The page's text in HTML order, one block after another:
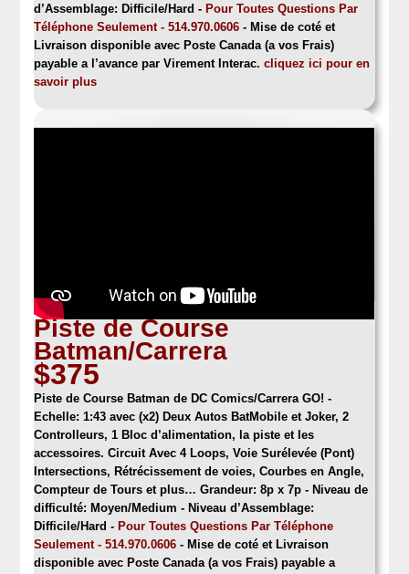
d’Assemblage: Difficile/Hard - Pour Toutes Questions Par
Téléphone Seulement - 514.970.0606 - Mise de coté et
Livraison disponible avec Poste Canada (a vos Frais)
payable a l’avance par Virement Interac.cliquez ici pour en
savoir plus
Piste de Course
Batman/Carrera
$375
Piste de Course Batman de DC Comics/Carrera GO!-
Echelle: 1:43 avec (x2) Deux Autos BatMobile et Joker, 2
Controlleurs, 1 Bloc d’alimentation, la piste et les
accessoires. Circuit Avec 4 Loops, Voie Surélevée (Pont)
Intersections, Rétrécissement de voies, Courbes en Angle,
Compteur de Tours et plus… Grandeur: 8p x 7p - Niveau de
difficulté: Moyen/Medium - Niveau d’Assemblage:
Difficile/Hard - Pour Toutes Questions Par Téléphone
Seulement - 514.970.0606 - Mise de coté et Livraison
disponible avec Poste Canada (a vos Frais) payable a